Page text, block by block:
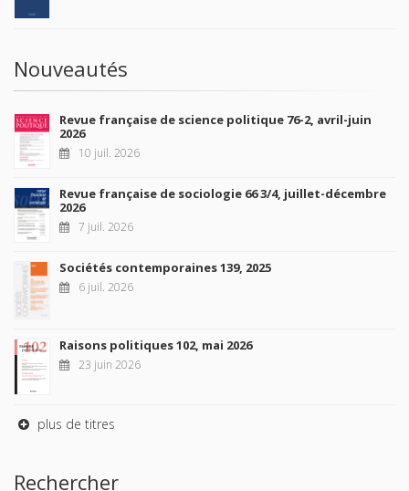
Nouveautés
Revue française de science politique 76-2, avril-juin
2026
10 juil. 2026
Revue française de sociologie 66 3/4, juillet-décembre
2026
7 juil. 2026
Sociétés contemporaines 139, 2025
6 juil. 2026
Raisons politiques 102, mai 2026
23 juin 2026
plus de titres
Rechercher